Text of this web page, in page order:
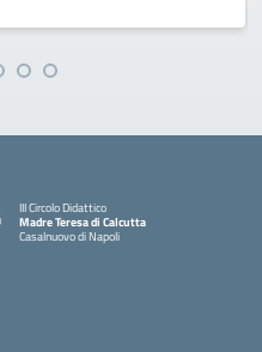
III Circolo Didattico
Madre Teresa di Calcutta
Casalnuovo di Napoli
— Visita la pagina iniziale della scuola